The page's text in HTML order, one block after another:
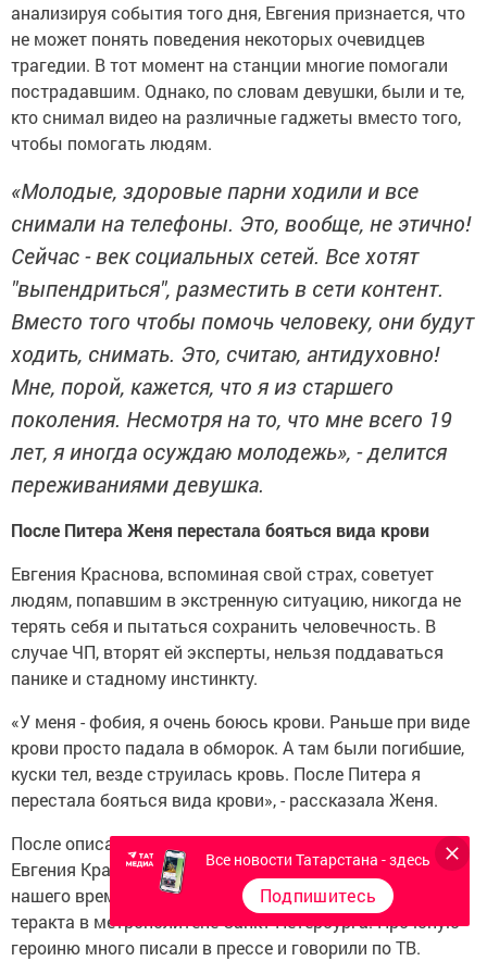
анализируя события того дня, Евгения признается, что
не может понять поведения некоторых очевидцев
трагедии. В тот момент на станции многие помогали
пострадавшим. Однако, по словам девушки, были и те,
кто снимал видео на различные гаджеты вместо того,
чтобы помогать людям.
«Молодые, здоровые парни ходили и все
снимали на телефоны. Это, вообще, не этично!
Сейчас - век социальных сетей. Все хотят
"выпендриться", разместить в сети контент.
Вместо того чтобы помочь человеку, они будут
ходить, снимать. Это, считаю, антидуховно!
Мне, порой, кажется, что я из старшего
поколения. Несмотря на то, что мне всего 19
лет, я иногда осуждаю молодежь», - делится
переживаниями девушка.
После Питера Женя перестала бояться вида крови
Евгения Краснова, вспоминая свой страх, советует
людям, попавшим в экстренную ситуацию, никогда не
терять себя и пытаться сохранить человечность. В
случае ЧП, вторят ей эксперты, нельзя поддаваться
панике и стадному инстинкту.
«У меня - фобия, я очень боюсь крови. Раньше при виде
крови просто падала в обморок. А там были погибшие,
куски тел, везде струилась кровь. После Питера я
перестала бояться вида крови», - рассказала Женя.
После описанных событий жительница Татарстана
Евгения Красновабыла награжденамедалью «Герой
нашего времени» за помощь пострадавшим во время
теракта в метрополитене Санкт-Петербурга. Про юную
героиню много писали в прессе и говорили по ТВ.
Все новости Татарстана - здесь
Подпишитесь